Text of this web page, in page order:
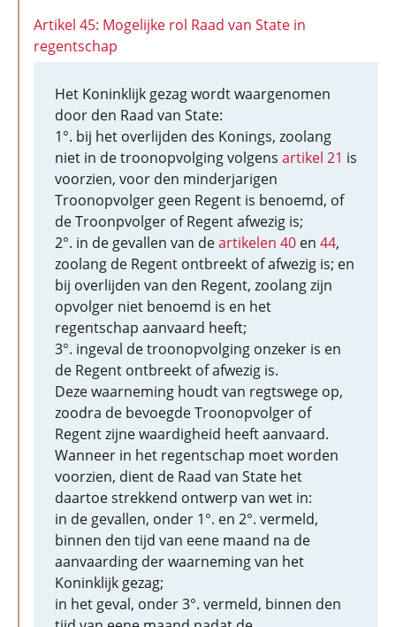
Artikel 45: Mogelijke rol Raad van State in
regentschap
Het Koninklijk gezag wordt waargenomen
door den Raad van State:
1°. bij het overlijden des Konings, zoolang
niet in de troonopvolging volgens artikel 21 is
voorzien, voor den minderjarigen
Troonopvolger geen Regent is benoemd, of
de Troonpvolger of Regent afwezig is;
2°. in de gevallen van deartikelen 40 en 44,
zoolang de Regent ontbreekt of afwezig is; en
bij overlijden van den Regent, zoolang zijn
opvolger niet benoemd is en het
regentschap aanvaard heeft;
3°. ingeval de troonopvolging onzeker is en
de Regent ontbreekt of afwezig is.
Deze waarneming houdt van regtswege op,
zoodra de bevoegde Troonopvolger of
Regent zijne waardigheid heeft aanvaard.
Wanneer in het regentschap moet worden
voorzien, dient de Raad van State het
daartoe strekkend ontwerp van wet in:
in de gevallen, onder 1°. en 2°. vermeld,
binnen den tijd van eene maand na de
aanvaarding der waarneming van het
Koninklijk gezag;
in het geval, onder 3°. vermeld, binnen den